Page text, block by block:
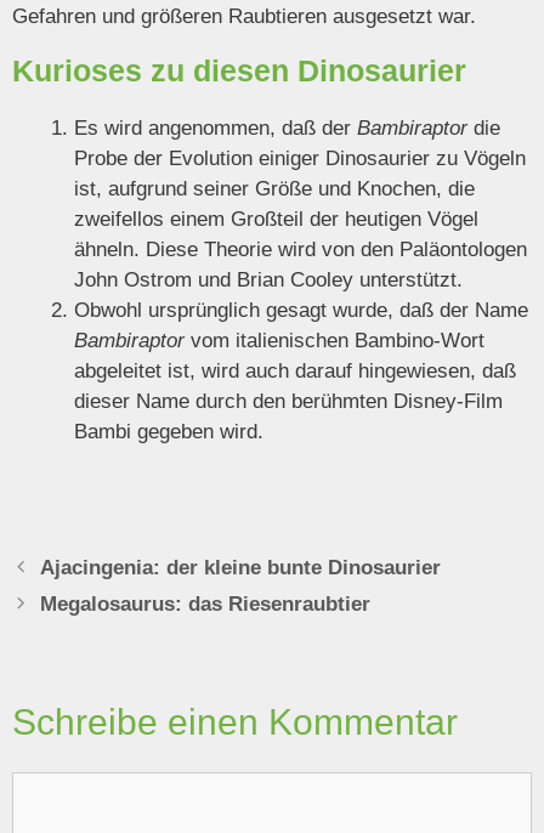
Gefahren und größeren Raubtieren ausgesetzt war.
Kurioses zu diesen Dinosaurier
Es wird angenommen, daß der Bambiraptor die
Probe der Evolution einiger Dinosaurier zu Vögeln
ist, aufgrund seiner Größe und Knochen, die
zweifellos einem Großteil der heutigen Vögel
ähneln. Diese Theorie wird von den Paläontologen
John Ostrom und Brian Cooley unterstützt.
Obwohl ursprünglich gesagt wurde, daß der Name
Bambiraptor vom italienischen Bambino-Wort
abgeleitet ist, wird auch darauf hingewiesen, daß
dieser Name durch den berühmten Disney-Film
Bambi gegeben wird.
Ajacingenia: der kleine bunte Dinosaurier
Megalosaurus: das Riesenraubtier
Schreibe einen Kommentar